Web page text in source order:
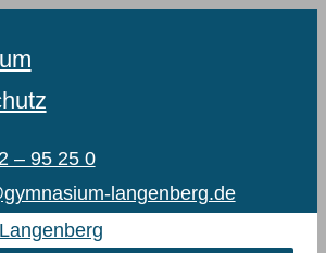
– 95 25 0
langenberg.de